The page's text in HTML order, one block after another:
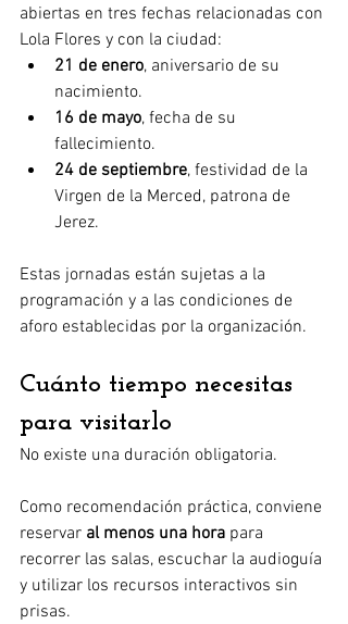
abiertas en tres fechas relacionadas con
Lola Flores y con la ciudad:
21 de enero, aniversario de su
nacimiento.
16 de mayo, fecha de su
fallecimiento.
24 de septiembre, festividad de la
Virgen de la Merced, patrona de
Jerez.
Estas jornadas están sujetas a la
programación y a las condiciones de
aforo establecidas por la organización.
Cuánto tiempo necesitas
para visitarlo
No existe una duración obligatoria.
Como recomendación práctica, conviene
reservar al menos una hora para
recorrer las salas, escuchar la audioguía
y utilizar los recursos interactivos sin
prisas.